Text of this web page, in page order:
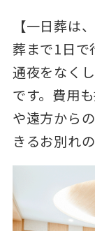
【一日葬は
葬まで1日で
通夜をなく
です。費用
や遠方から
きるお別れの